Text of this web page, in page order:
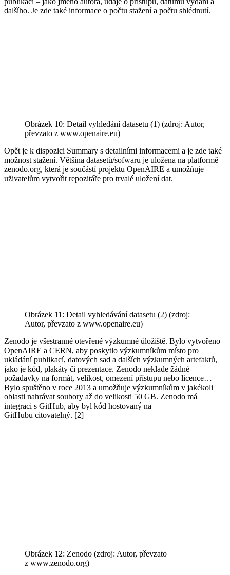
dalšího. Je zde také informace o počtu stažení a počtu shlédnutí.
Obrázek 10: Detail vyhledání datasetu (1) (zdroj: Autor,
převzato z www.openaire.eu)
Opět je k dispozici Summary s detailními informacemi a je zde také
možnost stažení. Většina datasetů/sofwaru je uložena na platformě
zenodo.org, která je součástí projektu OpenAIRE a umožňuje
uživatelům vytvořit repozitáře pro trvalé uložení dat.
Obrázek 11: Detail vyhledávání datasetu (2) (zdroj:
Autor, převzato z www.openaire.eu)
Zenodo je všestranné otevřené výzkumné úložiště. Bylo vytvořeno
OpenAIRE a CERN, aby poskytlo výzkumníkům místo pro
ukládání publikací, datových sad a dalších výzkumných artefaktů,
jako je kód, plakáty či prezentace. Zenodo neklade žádné
požadavky na formát, velikost, omezení přístupu nebo licence…
Bylo spuštěno v roce 2013 a umožňuje výzkumníkům v jakékoli
oblasti nahrávat soubory až do velikosti 50 GB. Zenodo má
integraci s GitHub, aby byl kód hostovaný na
GitHubu citovatelný. [2]
Obrázek 12: Zenodo (zdroj: Autor, převzato
z www.zenodo.org)